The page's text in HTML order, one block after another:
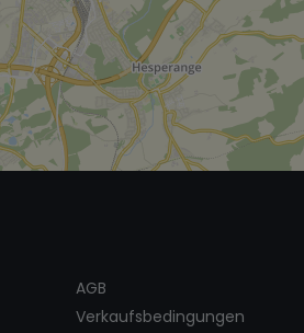
AGB
Verkaufsbedingungen